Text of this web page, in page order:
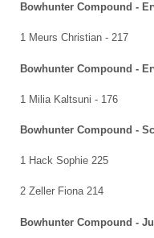
Bowhunter Compound -
1 Meurs Christian - 217
Bowhunter Compound -
1 Milia Kaltsuni - 176
Bowhunter Compound -
1 Hack Sophie 225
2 Zeller Fiona 214
Bowhunter Compound -